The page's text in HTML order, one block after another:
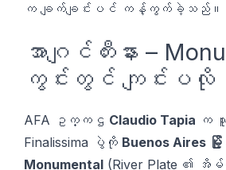
က ချက်ချင်းပင် ကန့်ကွက်ခဲ့သည်။
အာဂျင်တီးနား –
ကွင်းတွင် ကျင်းပလို
AFA ဥက္ကဌ Claudio Tapia က
Finalissima ပွဲကို Buenos Aires မ
Monumental (River Plate ၏ အိ